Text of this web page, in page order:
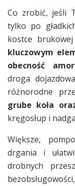
Co zrobić, jeśli
tylko po
kostce
kluczowym
obecność
droga
różnorodne
grube koła
kręgosłup i
Większe,
drgania i
drobnych